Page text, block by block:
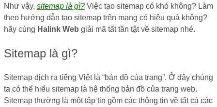
Như vậy, sitemap là gì? Việc tạo sitemap có khó không? Làm
theo hướng dẫn tạo sitemap trên mạng có hiệu quả không?
hãy cùng Halink Web giải mã tất tần tật về sitemap nhé.
Sitemap là gì?
Sitemap dịch ra tiếng Việt là “bản đồ của trang”. Ở đây chúng
ta có thể hiểu sitemap là hệ thống bản đồ của trang web.
Sitemap thường là một tập tin gồm các thông tin về tất cả các